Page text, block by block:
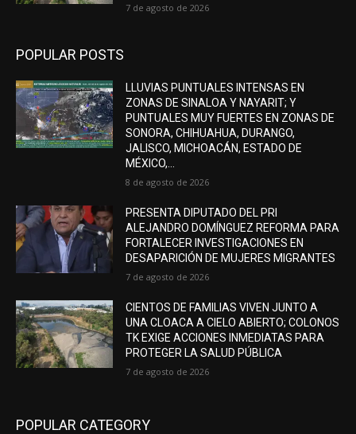
7 de agosto de 2026
POPULAR POSTS
LLUVIAS PUNTUALES INTENSAS EN
ZONAS DE SINALOA Y NAYARIT; Y
PUNTUALES MUY FUERTES EN ZONAS DE
SONORA, CHIHUAHUA, DURANGO,
JALISCO, MICHOACÁN, ESTADO DE
MÉXICO,...
8 de agosto de 2026
PRESENTA DIPUTADO DEL PRI
ALEJANDRO DOMÍNGUEZ REFORMA PARA
FORTALECER INVESTIGACIONES EN
DESAPARICIÓN DE MUJERES MIGRANTES
7 de agosto de 2026
CIENTOS DE FAMILIAS VIVEN JUNTO A
UNA CLOACA A CIELO ABIERTO; COLONOS
TK EXIGE ACCIONES INMEDIATAS PARA
PROTEGER LA SALUD PÚBLICA
7 de agosto de 2026
POPULAR CATEGORY